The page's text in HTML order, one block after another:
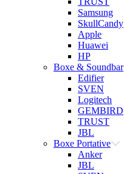
Samsung
SkullCandy
Apple
Huawei
HP
Boxe & Soundbar
Edifier
SVEN
Logitech
GEMBIRD
TRUST
JBL
Boxe Portative
Anker
JBL